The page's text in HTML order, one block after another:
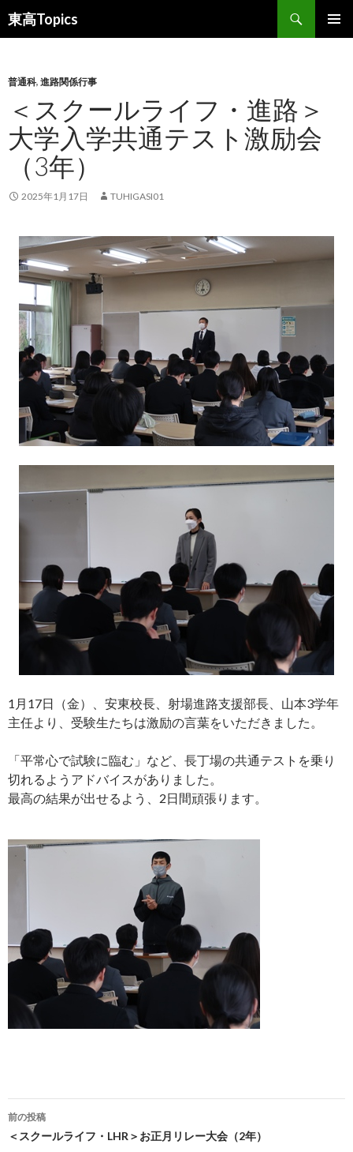
東高Topics
検
索
ン
へ
ス
キ
普通科, 進路関係行事
＜スクールライフ・進路＞
大学入学共通テスト激励会
（3年）
2025年1月17日 TUHIGASI01
1月17日（金）、安東校長、射場進路支援部長、山本3学年
主任より、受験生たちは激励の言葉をいただきました。
「平常心で試験に臨む」など、長丁場の共通テストを乗り
切れるようアドバイスがありました。
最高の結果が出せるよう、2日間頑張ります。
投
前の投稿
＜スクールライフ・LHR＞お正月リレー大会（2年）